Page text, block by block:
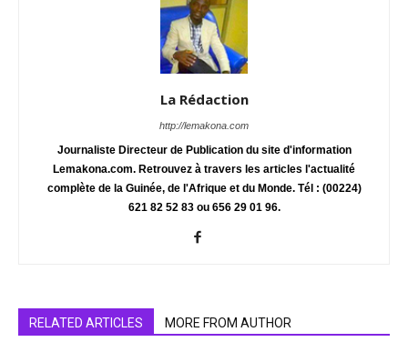
La Rédaction
http://lemakona.com
Journaliste Directeur de Publication du site d'information
Lemakona.com. Retrouvez à travers les articles l'actualité
complète de la Guinée, de l'Afrique et du Monde. Tél : (00224)
621 82 52 83 ou 656 29 01 96.
RELATED ARTICLES MORE FROM AUTHOR